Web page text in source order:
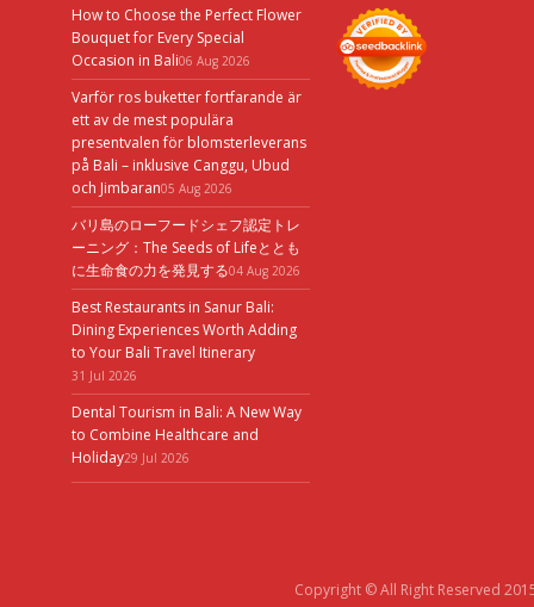
How to Choose the Perfect Flower
Bouquet for Every Special
Occasion in Bali06 Aug 2026
Varför ros buketter fortfarande är
ett av de mest populära
presentvalen för blomsterleverans
på Bali – inklusive Canggu, Ubud
och Jimbaran05 Aug 2026
バリ島のローフードシェフ認定トレ
ーニング：The Seeds of Lifeととも
に生命食の力を発見する04 Aug 2026
Best Restaurants in Sanur Bali:
Dining Experiences Worth Adding
to Your Bali Travel Itinerary
31 Jul 2026
Dental Tourism in Bali: A New Way
to Combine Healthcare and
Holiday29 Jul 2026
Copyright © All Right Reserved